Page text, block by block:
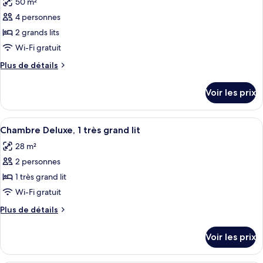
Studio
»
les
photos
pour
ce
type
de
Chambre
Familiale
4 personnes
2 grands lits
Wi-Fi gratuit
Plus de détails
Plus
le
type
de
Chambre
Familiale
Voir les prix
Afficher
toutes
les
photos
pour
ce
type
de
Chambre
Deluxe,
Une chambre d’hôtel avec un
7
Chambre Deluxe, 1 très grand lit
28 m²
2 personnes
1 très grand lit
Wi-Fi gratuit
Plus de détails
Plus
le
Voir les prix